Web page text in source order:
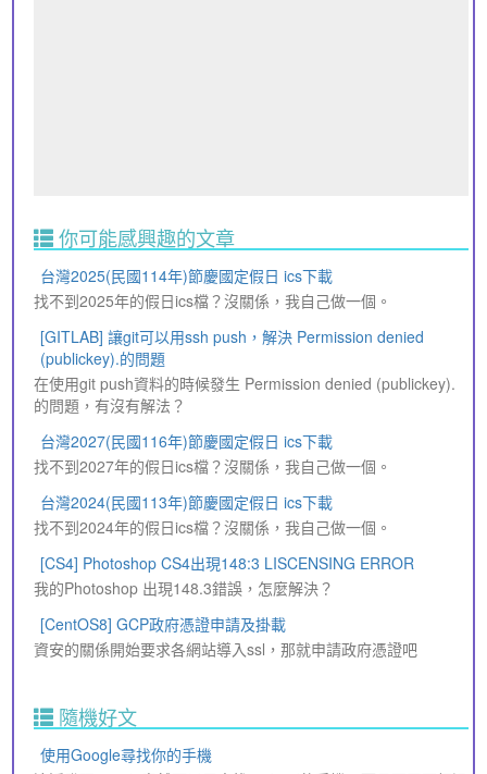
你可能感興趣的文章
台灣2025(民國114年)節慶國定假日 ics下載
找不到2025年的假日ics檔？沒關係，我自己做一個。
[GITLAB] 讓git可以用ssh push，解決 Permission denied
(publickey).的問題
在使用git push資料的時候發生 Permission denied (publickey).
的問題，有沒有解法？
台灣2027(民國116年)節慶國定假日 ics下載
找不到2027年的假日ics檔？沒關係，我自己做一個。
台灣2024(民國113年)節慶國定假日 ics下載
找不到2024年的假日ics檔？沒關係，我自己做一個。
[CS4] Photoshop CS4出現148:3 LISCENSING ERROR
我的Photoshop 出現148.3錯誤，怎麼解決？
[CentOS8] GCP政府憑證申請及掛載
資安的關係開始要求各網站導入ssl，那就申請政府憑證吧
隨機好文
使用Google尋找你的手機